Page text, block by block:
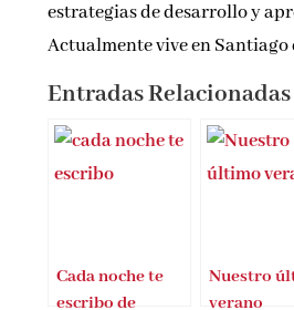
estrategias de desarrollo y
Actualmente vive en Santiago
Entradas Relacionadas
Cada noche te
escribo de
Nuestro
verano